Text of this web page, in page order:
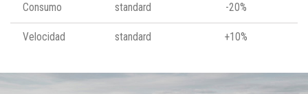
Consumo standard -20%
Velocidad standard +10%